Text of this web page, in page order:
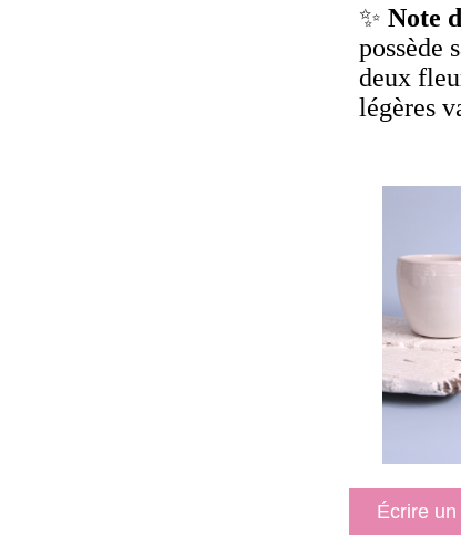
✨ Note
possède
deux
légères
Écrire